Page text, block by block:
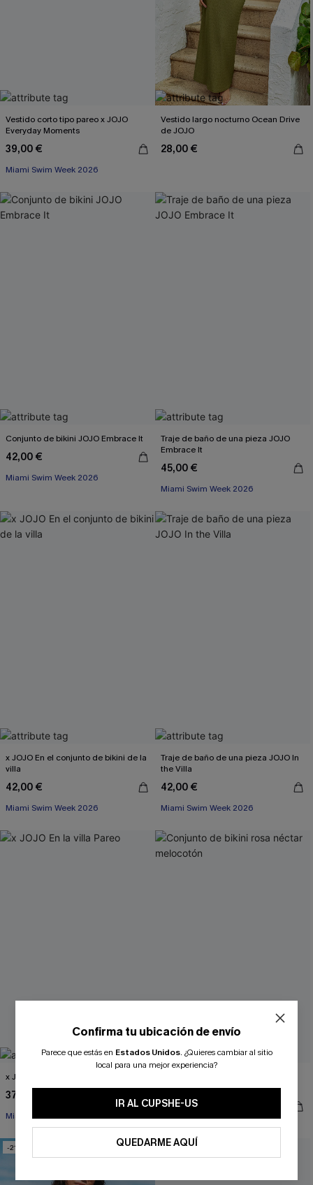
Vestido corto tipo pareo x JOJO
Everyday Moments
39,00 €
Miami Swim Week 2026
Vestido largo nocturno Ocean Drive
de JOJO
28,00 €
Conjunto de bikini JOJO Embrace It
42,00 €
Miami Swim Week 2026
Traje de baño de una pieza JOJO
Embrace It
45,00 €
Miami Swim Week 2026
x JOJO En el conjunto de bikini de la
villa
42,00 €
Miami Swim Week 2026
Traje de baño de una pieza JOJO In
the Villa
42,00 €
Miami Swim Week 2026
x JOJO En la villa Pareo
37,00 €
Miami Swim Week 2026
melocotón
29,00 €
-21%
Confirma tu ubicación de envío
Parece que estás en Estados Unidos. ¿Quieres cambiar al sitio
local para una mejor experiencia?
IR AL CUPSHE-US
QUEDARME AQUÍ
¿NUEVO EN CUPSHE?
-10% extra sin compra mínima
SUSCRIBIRSE